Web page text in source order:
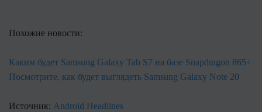
Похожие новости:
Каким будет Samsung Galaxy Tab S7 на базе Snapdragon 865+
Посмотрите, как будет выглядеть Samsung Galaxy Note 20
Источник: Android Headlines